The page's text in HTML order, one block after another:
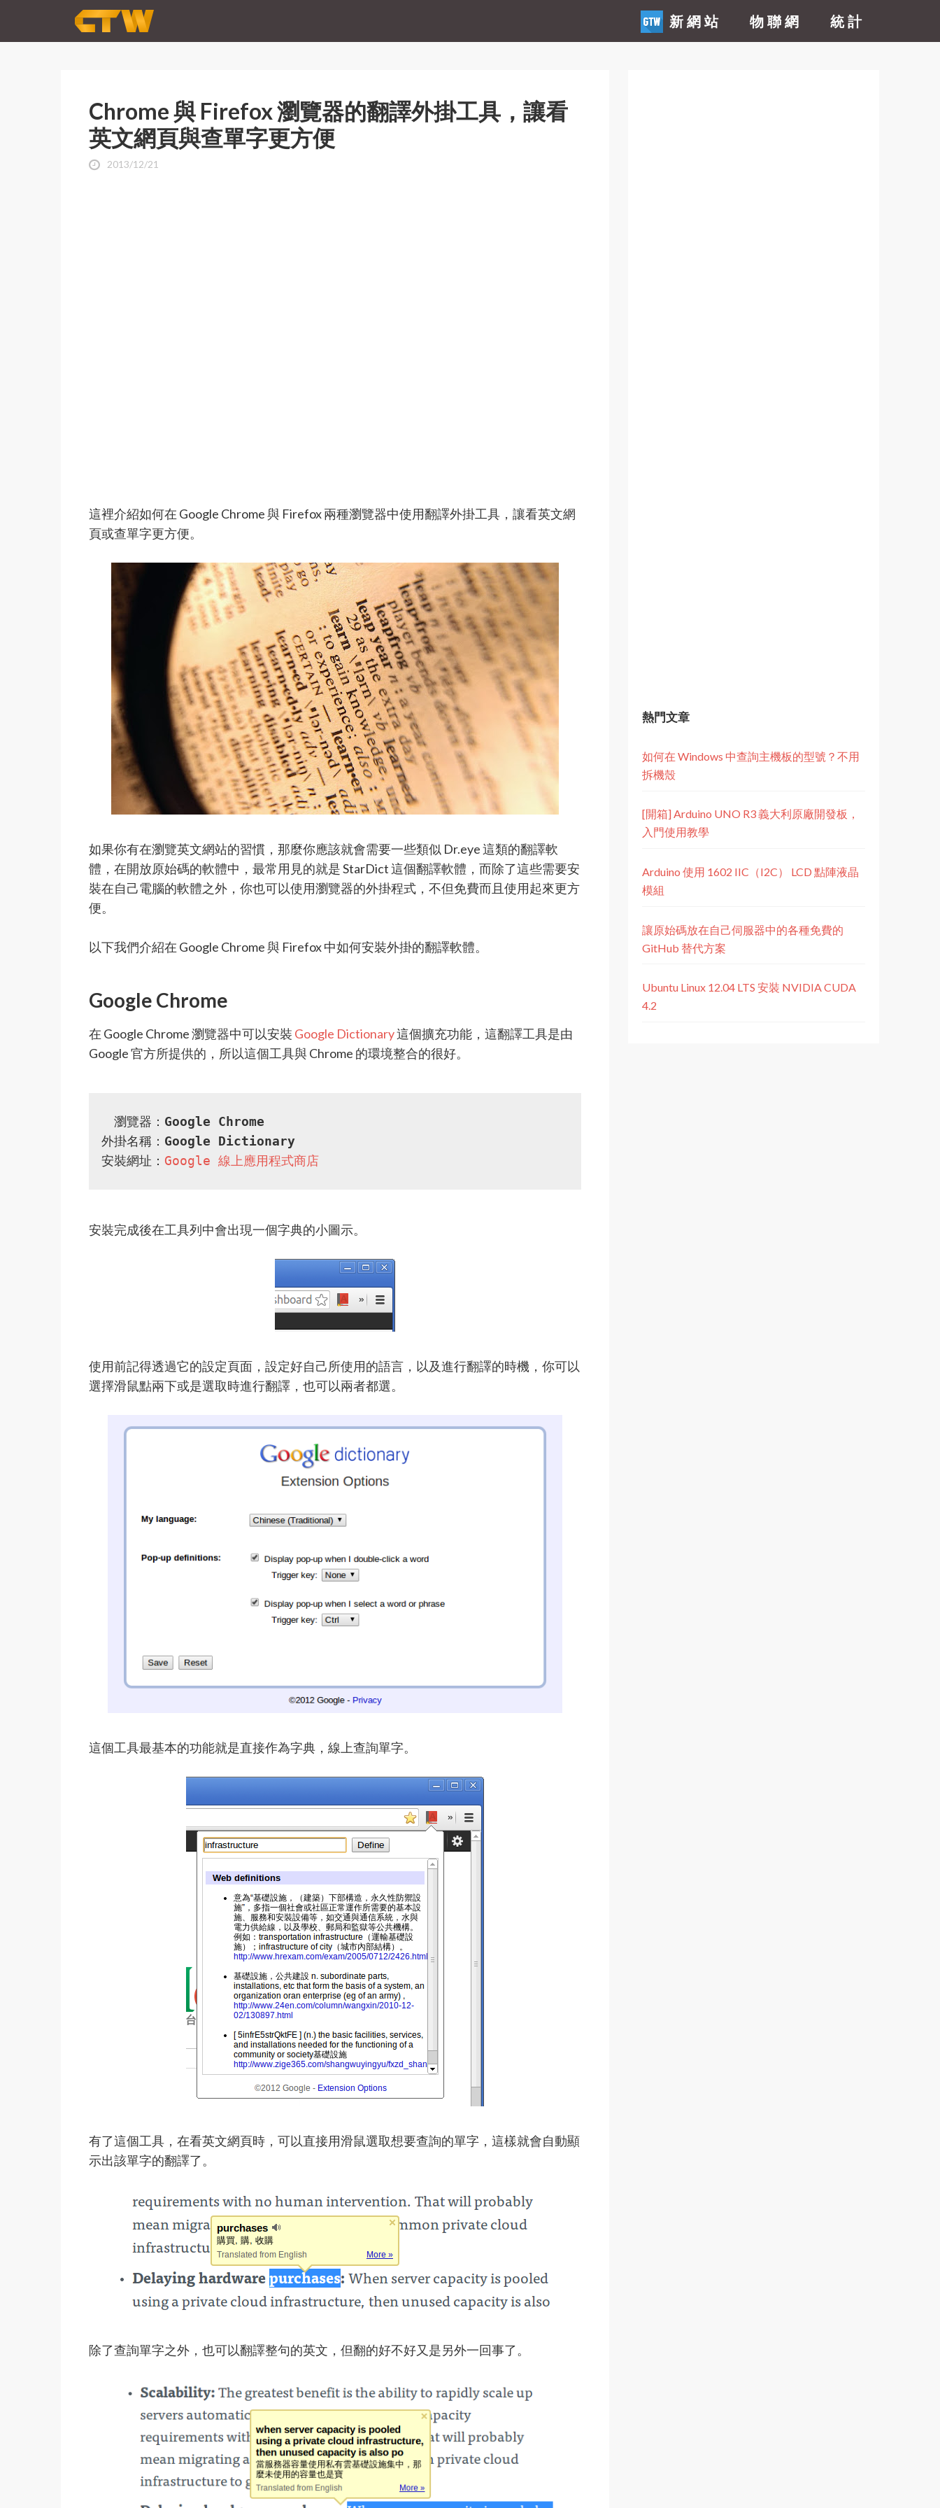
新網站 物聯網 統計
Chrome 與 Firefox 瀏覽器的翻譯外掛工具，讓看
英文網頁與查單字更方便
2013/12/21
這裡介紹如何在 Google Chrome 與 Firefox 兩種瀏覽器中使用翻譯外掛工具，讓看英文網
頁或查單字更方便。
如果你有在瀏覽英文網站的習慣，那麼你應該就會需要一些類似 Dr.eye 這類的翻譯軟
體，在開放原始碼的軟體中，最常用見的就是 StarDict 這個翻譯軟體，而除了這些需要安
裝在自己電腦的軟體之外，你也可以使用瀏覽器的外掛程式，不但免費而且使用起來更方
便。
以下我們介紹在 Google Chrome 與 Firefox 中如何安裝外掛的翻譯軟體。
Google Chrome
在 Google Chrome 瀏覽器中可以安裝 Google Dictionary這個擴充功能，這翻譯工具是由
Google 官方所提供的，所以這個工具與 Chrome 的環境整合的很好。
瀏覽器： Google Chrome
外掛名稱： Google Dictionary
安裝網址： Google 線上應用程式商店
安裝完成後在工具列中會出現一個字典的小圖示。
使用前記得透過它的設定頁面，設定好自己所使用的語言，以及進行翻譯的時機，你可以
選擇滑鼠點兩下或是選取時進行翻譯，也可以兩者都選。
這個工具最基本的功能就是直接作為字典，線上查詢單字。
有了這個工具，在看英文網頁時，可以直接用滑鼠選取想要查詢的單字，這樣就會自動顯
示出該單字的翻譯了。
除了查詢單字之外，也可以翻譯整句的英文，但翻的好不好又是另外一回事了。
熱門文章
如何在 Windows 中查詢主機板的型號？不用
拆機殼
[開箱] Arduino UNO R3 義大利原廠開發板，
入門使用教學
Arduino 使用 1602 IIC（I2C） LCD 點陣液晶
模組
讓原始碼放在自己伺服器中的各種免費的
GitHub 替代方案
Ubuntu Linux 12.04 LTS 安裝 NVIDIA CUDA
4.2